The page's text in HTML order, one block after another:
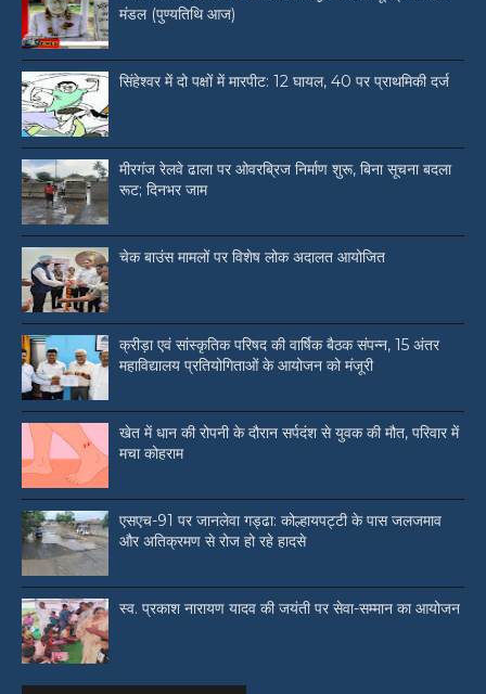
मंडल (पुण्यतिथि आज)
सिंहेश्वर में दो पक्षों में मारपीट: 12 घायल, 40 पर प्राथमिकी दर्ज
मीरगंज रेलवे ढाला पर ओवरब्रिज निर्माण शुरू, बिना सूचना बदला
रूट; दिनभर जाम
चेक बाउंस मामलों पर विशेष लोक अदालत आयोजित
क्रीड़ा एवं सांस्कृतिक परिषद की वार्षिक बैठक संपन्न, 15 अंतर
महाविद्यालय प्रतियोगिताओं के आयोजन को मंजूरी
खेत में धान की रोपनी के दौरान सर्पदंश से युवक की मौत, परिवार में
मचा कोहराम
एसएच-91 पर जानलेवा गड्ढा: कोल्हायपट्टी के पास जलजमाव
और अतिक्रमण से रोज हो रहे हादसे
स्व. प्रकाश नारायण यादव की जयंती पर सेवा-सम्मान का आयोजन